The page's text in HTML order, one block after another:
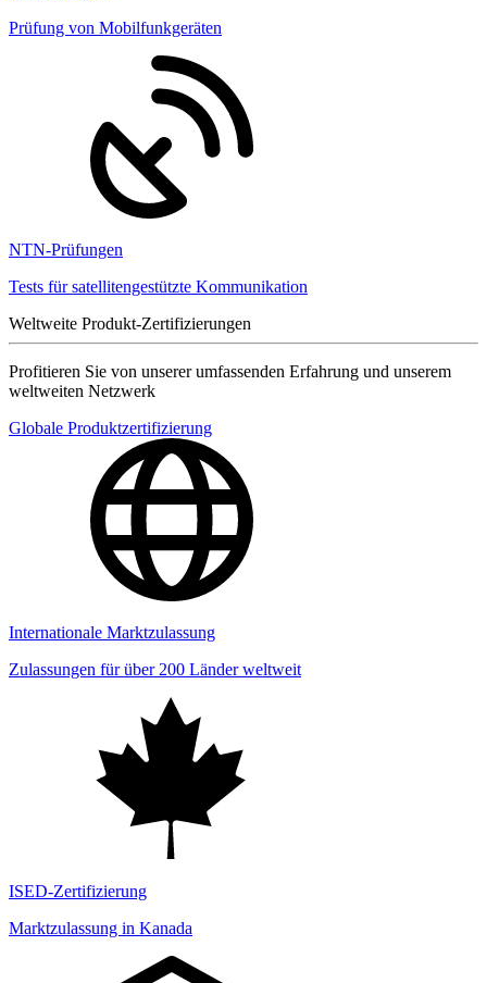
Prüfung von Mobilfunkgeräten
NTN-Prüfungen
Tests für satellitengestützte Kommunikation
Weltweite Produkt-Zertifizierungen
Profitieren Sie von unserer umfassenden Erfahrung und unserem
weltweiten Netzwerk
Globale Produktzertifizierung
Internationale Marktzulassung
Zulassungen für über 200 Länder weltweit
ISED-Zertifizierung
Marktzulassung in Kanada